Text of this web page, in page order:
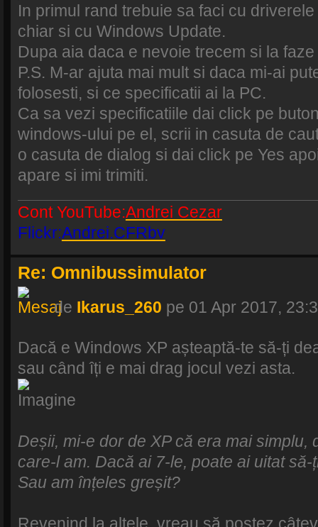
In primul rand trebuie sa faci cu
chiar si cu Windows Update.
Dupa aia daca e nevoie trecem si la
P.S. M-ar ajuta mai mult si daca mi-ai
folosesti, si ce specificatii ai la PC.
Ca sa vezi specificatiile dai click pe
windows-ului pe el, scrii in casuta de
o casuta de dialog si dai click pe Yes
apare si imi trimiti.
Cont YouTube:Andrei Cezar
Flickr:Andrei.CFRbv
Re: Omnibussimulator
de Ikarus_260 pe 01 Apr 2017,
Dacă e Windows XP așteaptă-te să-ți
sau când îți e mai drag jocul vezi asta.
Deșii, mi-e dor de XP că era mai simplu,
care-l am. Dacă ai 7-le, poate ai uitat
Sau am înțeles greșit?
Revenind la altele, vreau să postez